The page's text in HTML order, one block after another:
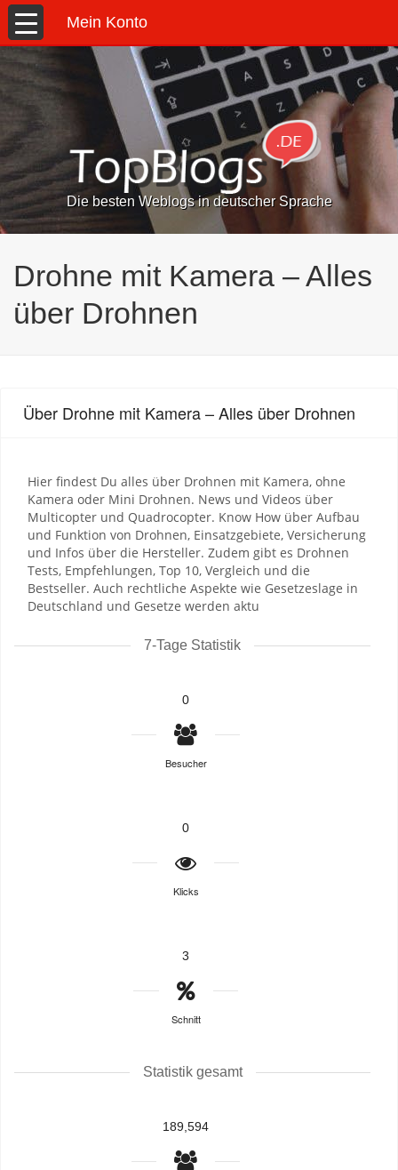
Mein Konto
Die besten Weblogs in deutscher Sprache
Drohne mit Kamera – Alles
über Drohnen
Über Drohne mit Kamera – Alles über Drohnen
Hier findest Du alles über Drohnen mit Kamera, ohne
Kamera oder Mini Drohnen. News und Videos über
Multicopter und Quadrocopter. Know How über Aufbau
und Funktion von Drohnen, Einsatzgebiete, Versicherung
und Infos über die Hersteller. Zudem gibt es Drohnen
Tests, Empfehlungen, Top 10, Vergleich und die
Bestseller. Auch rechtliche Aspekte wie Gesetzeslage in
Deutschland und Gesetze werden aktu
7-Tage Statistik
0
Besucher
0
Klicks
3
Schnitt
Statistik gesamt
189,594